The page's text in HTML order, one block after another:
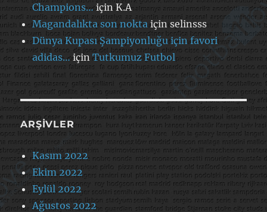
Champions…içinK.A
Magandalıkta son noktaiçinselinsss
Dünya Kupası Şampiyonluğu için favori
adidas… içinTutkumuz Futbol
ARŞIVLER
Kasım 2022
Ekim 2022
Eylül 2022
Ağustos 2022